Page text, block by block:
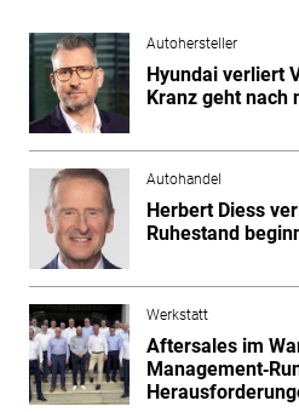
Autohersteller
Hyundai verliert
Kranz geht nach
Autohandel
Herbert Diess
Ruhestand
Werkstatt
Aftersales im